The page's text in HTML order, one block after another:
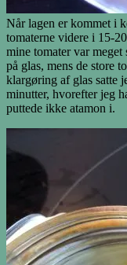
Når lagen er kommet i
tomaterne videre i 15-
mine tomater var meget
på glas, mens de store
klargøring af glas satte
minutter, hvorefter jeg
puttede ikke atamon i.